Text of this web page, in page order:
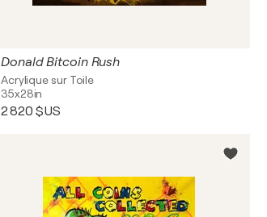
Donald Bitcoin Rush
Acrylique sur Toile
35x28in
2 820 $US